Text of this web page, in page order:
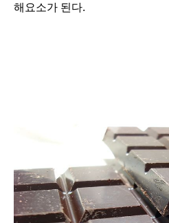
해요소가 된다.